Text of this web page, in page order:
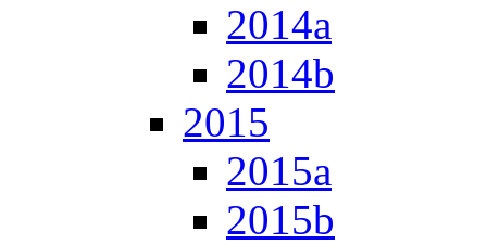
2014a
2014b
2015
2015a
2015b